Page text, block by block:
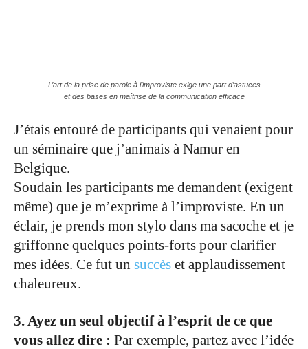
L’art de la prise de parole à l’improviste exige une part d’astuces
et des bases en maîtrise de la communication efficace
J’étais entouré de participants qui venaient pour
un séminaire que j’animais à Namur en
Belgique.
Soudain les participants me demandent (exigent
même) que je m’exprime à l’improviste. En un
éclair, je prends mon stylo dans ma sacoche et je
griffonne quelques points-forts pour clarifier
mes idées. Ce fut un succès et applaudissement
chaleureux.
3. Ayez un seul objectif à l’esprit de ce que
vous allez dire : Par exemple, partez avec l’idée